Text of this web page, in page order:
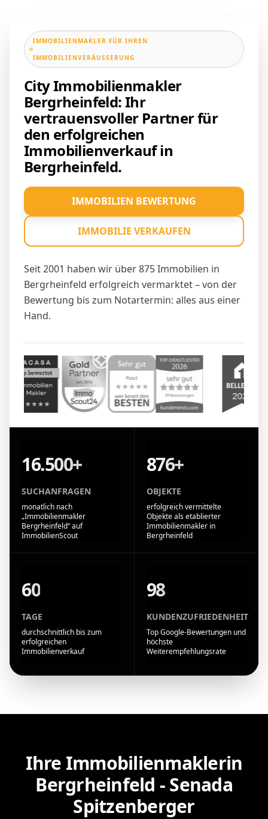
IMMOBILIENMAKLER FÜR IHREN
IMMOBILIENVERÄUSSERUNG
City Immobilienmakler
Bergrheinfeld: Ihr
vertrauensvoller Partner für
den erfolgreichen
Immobilienverkauf in
Bergrheinfeld.
Seit 2001 haben wir über 875 Immobilien in
Bergrheinfeld erfolgreich vermarktet – von der
Bewertung bis zum Notartermin: alles aus einer
Hand.
IMMOBILIEN BEWERTUNG
IMMOBILIE VERKAUFEN
16.500+
SUCHANFRAGEN
monatlich nach
„Immobilienmakler
Bergrheinfeld“ auf
ImmobilienScout
876+
OBJEKTE
erfolgreich vermittelte
Objekte als etablierter
Immobilienmakler in
Bergrheinfeld
60
TAGE
durchschnittlich bis zum
erfolgreichen
Immobilienverkauf
98
KUNDENZUFRIEDENHEIT
Top Google-Bewertungen und
höchste
Weiterempfehlungsrate
Ihre Immobilienmaklerin
Bergrheinfeld - Senada
Spitzenberger